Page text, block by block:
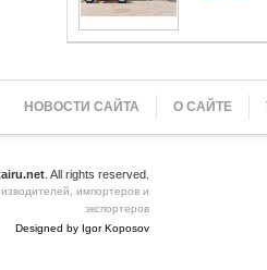
НОВОСТИ САЙТА О САЙТЕ
. All rights reserved.
импортеров и
экспортеров
Designed by Igor Koposov